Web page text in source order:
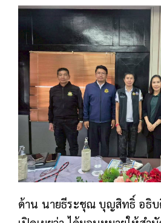
ด้าน นายธีระชุณ บุญสิทธิ์ อธิบ